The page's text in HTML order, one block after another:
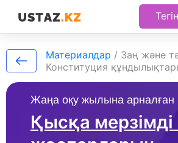
Жаңа оқу жылына арналған
Қысқа мерзімді
Материалдар / Заң және
Конституция